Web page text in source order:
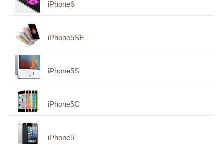
iPhone6
iPhone5SE
iPhone5S
iPhone5C
iPhone5